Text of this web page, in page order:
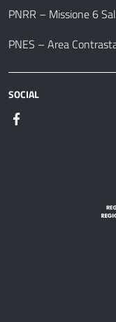
PNRR – Missione 6
PNES – Area
SOCIAL